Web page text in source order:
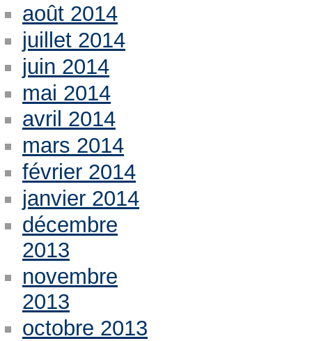
août 2014
juillet 2014
juin 2014
mai 2014
avril 2014
mars 2014
février 2014
janvier 2014
décembre
2013
novembre
2013
octobre 2013